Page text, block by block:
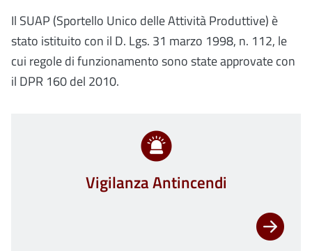
Il SUAP (Sportello Unico delle Attività Produttive) è
stato istituito con il D. Lgs. 31 marzo 1998, n. 112, le
cui regole di funzionamento sono state approvate con
il DPR 160 del 2010.
Vigilanza Antincendi